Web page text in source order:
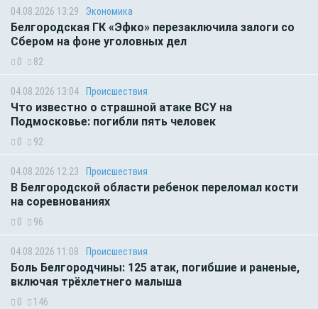
04.08.2026 13:29 Экономика
Белгородская ГК «Эфко» перезаключила залоги со
Сбером на фоне уголовных дел
0 82
04.08.2026 13:04 Происшествия
Что известно о страшной атаке ВСУ на
Подмосковье: погибли пять человек
0 92
04.08.2026 12:23 Происшествия
В Белгородской области ребенок переломал кости
на соревнованиях
0 96
04.08.2026 11:08 Происшествия
Боль Белгородчины: 125 атак, погибшие и раненые,
включая трёхлетнего малыша
0 146